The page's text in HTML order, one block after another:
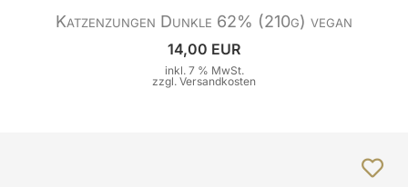
Katzenzungen Dunkle 62% (210g) vegan
14,00 EUR
inkl. 7 % MwSt.
zzgl. Versandkosten